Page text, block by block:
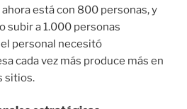
está con 800 personas, y
subir a 1.000 personas
personal necesitó
cada vez más produce más en
sitios.